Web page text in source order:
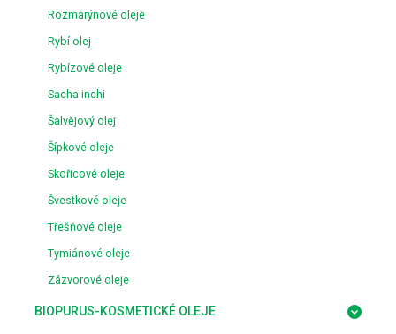
Rozmarýnové oleje
Rybí olej
Rybízové oleje
Sacha inchi
Šalvějový olej
Šípkové oleje
Skořicové oleje
Švestkové oleje
Třešňové oleje
Tymiánové oleje
Zázvorové oleje
BIOPURUS-KOSMETICKÉ OLEJE